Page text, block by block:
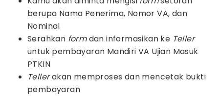
berupa Nama Penerima, Nomor VA, dan
Nominal
Serahkan formdan informasikan ke Teller
untuk pembayaran Mandiri VA Ujian Masuk
PTKIN
Tellerakan memproses dan mencetak bukti
pembayaran